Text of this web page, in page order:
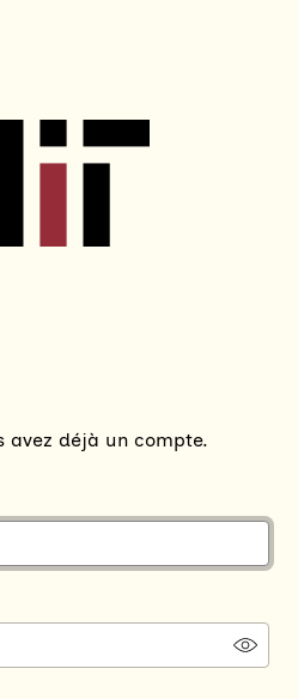
avez déjà un compte.